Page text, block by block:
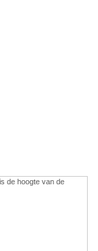
de hoogte van de